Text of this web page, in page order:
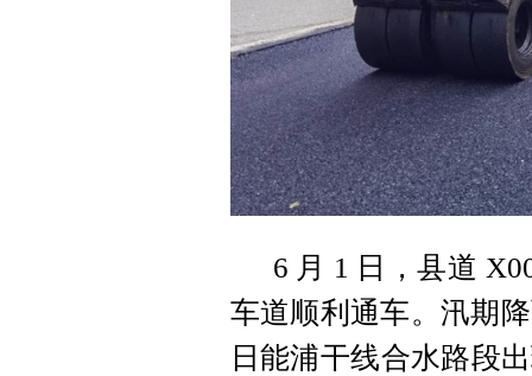
6 月 1 日，县道
车道顺利通车。汛期
日能浦干线合水路段